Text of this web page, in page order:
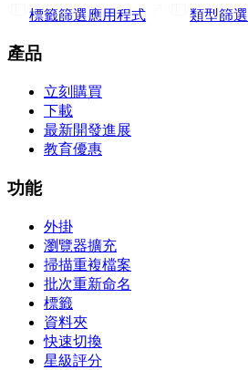
標籤篩選應用程式 類型篩選
產品
立刻購買
下載
最新開發進展
教育優惠
功能
外掛
瀏覽器擴充
掃描重複檔案
批次重新命名
標籤
資料夾
快速切換
星級評分